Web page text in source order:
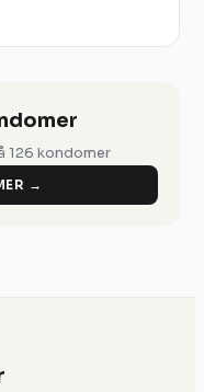
126 kondomer
→